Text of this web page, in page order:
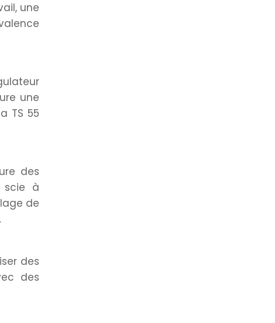
une
une
TS 55
des
scie à
de
des
des